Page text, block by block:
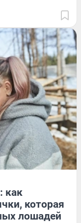
как
которая
лошадей